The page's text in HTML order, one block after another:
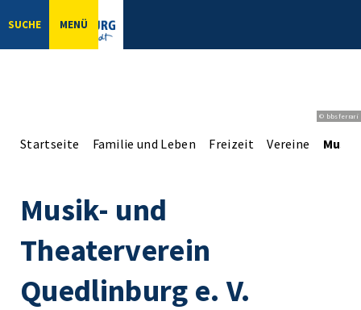
SUCHE MENÜ
© bbsferrari
Startseite Familie und Leben Freizeit Vereine
Musik- und
Theaterverein
Quedlinburg e. V.